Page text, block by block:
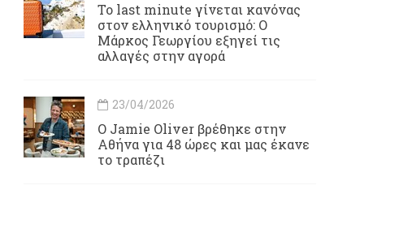
Το last minute γίνεται κανόνας
στον ελληνικό τουρισμό: Ο
Μάρκος Γεωργίου εξηγεί τις
αλλαγές στην αγορά
23/04/2026
Ο Jamie Oliver βρέθηκε στην
Αθήνα για 48 ώρες και μας έκανε
το τραπέζι